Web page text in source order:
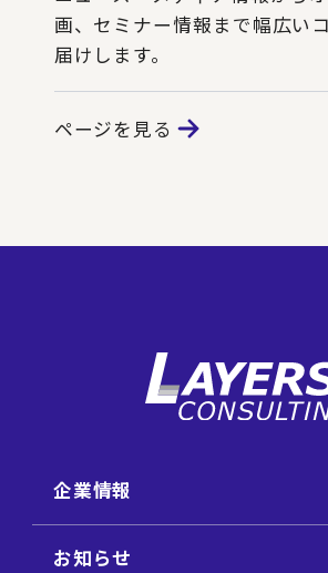
画、セミナー情報まで幅広い
届けします。
ページを見る
企業情報
お知らせ